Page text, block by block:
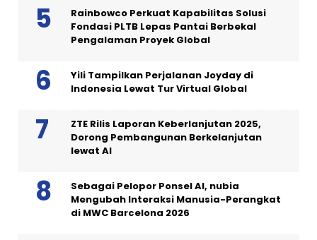
Rainbowco Perkuat Kapabilitas Solusi
Fondasi PLTB Lepas Pantai Berbekal
Pengalaman Proyek Global
Yili Tampilkan Perjalanan Joyday di
Indonesia Lewat Tur Virtual Global
ZTE Rilis Laporan Keberlanjutan 2025,
Dorong Pembangunan Berkelanjutan
lewat AI
Sebagai Pelopor Ponsel AI, nubia
Mengubah Interaksi Manusia-Perangkat
di MWC Barcelona 2026